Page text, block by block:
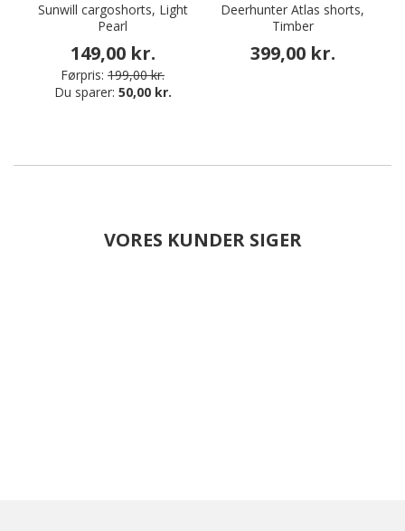
Sunwill cargoshorts, Light
Pearl
149,00 kr.
Førpris: 199,00 kr.
Du sparer: 50,00 kr.
Deerhunter Atlas shorts,
Timber
399,00 kr.
VORES KUNDER SIGER